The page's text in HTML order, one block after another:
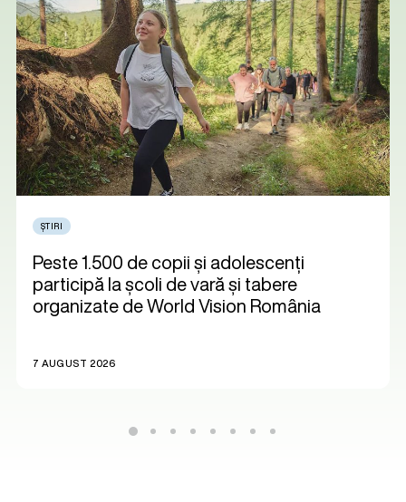
ȘTIRI
Peste 1.500 de copii și adolescenți
participă la școli de vară și tabere
organizate de World Vision România
7 AUGUST 2026